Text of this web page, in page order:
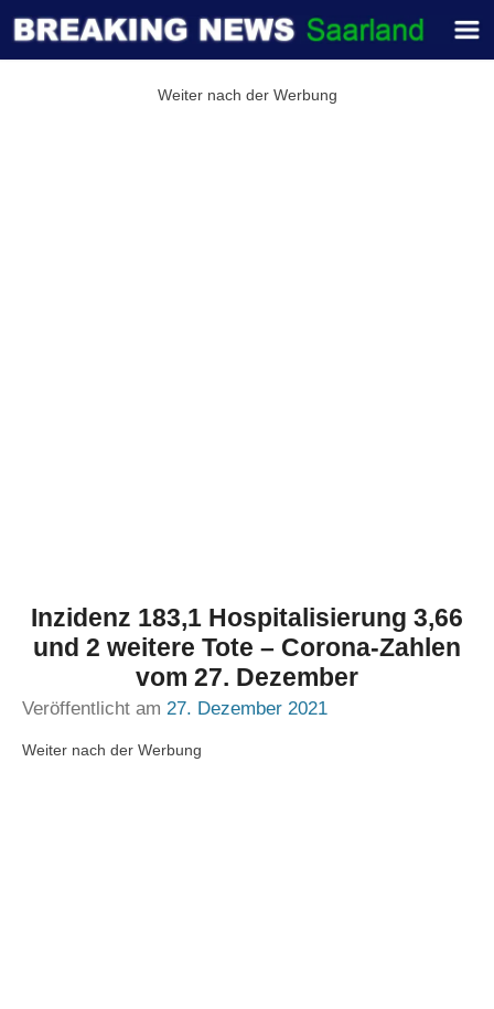
Weiter nach der Werbung
Inzidenz 183,1 Hospitalisierung 3,66
und 2 weitere Tote – Corona-Zahlen
vom 27. Dezember
Veröffentlicht am 27. Dezember 2021
Weiter nach der Werbung